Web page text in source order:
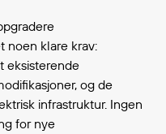
noen klare krav:
eksisterende
og de
infrastruktur. Ingen
for nye